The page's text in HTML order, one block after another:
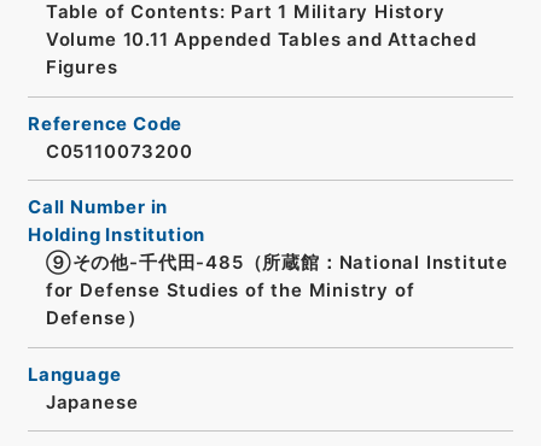
Table of Contents: Part 1 Military History
Volume 10.11 Appended Tables and Attached
Figures
Reference Code
C05110073200
Call Number in
Holding Institution
⑨その他-千代田-485（所蔵館：National Institute
for Defense Studies of the Ministry of
Defense）
Language
Japanese